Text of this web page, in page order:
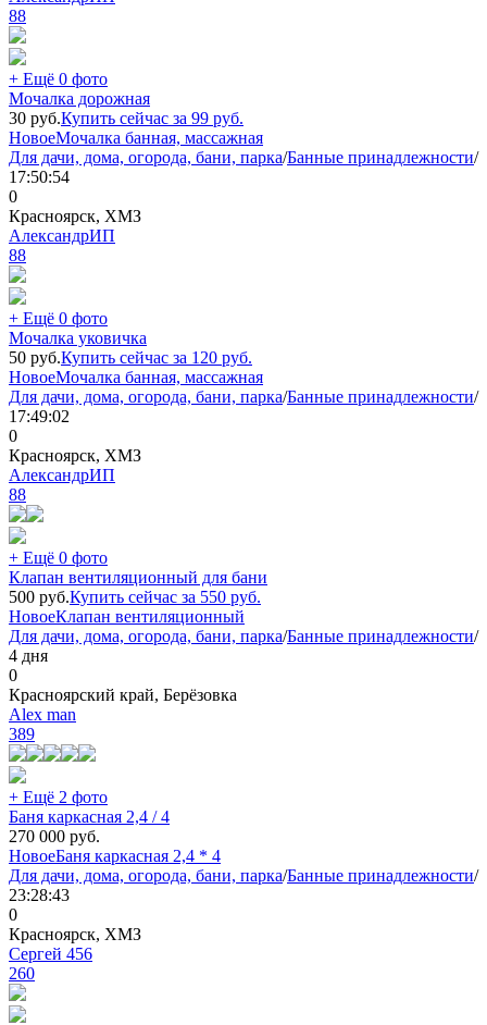
88
+ Ещё 0 фото
Мочалка дорожная
30 руб.Купить сейчас за 99 руб.
НовоеМочалка банная, массажная
Для дачи, дома, огорода, бани, парка/Банные принадлежности/
17:50:54
0
Красноярск, ХМЗ
АлександрИП
88
+ Ещё 0 фото
Мочалка уковичка
50 руб.Купить сейчас за 120 руб.
НовоеМочалка банная, массажная
Для дачи, дома, огорода, бани, парка/Банные принадлежности/
17:49:02
0
Красноярск, ХМЗ
АлександрИП
88
+ Ещё 0 фото
Клапан вентиляционный для бани
500 руб.Купить сейчас за 550 руб.
НовоеКлапан вентиляционный
Для дачи, дома, огорода, бани, парка/Банные принадлежности/
4 дня
0
Красноярский край, Берёзовка
Alex man
389
+ Ещё 2 фото
Баня каркасная 2,4 / 4
270 000 руб.
НовоеБаня каркасная 2,4 * 4
Для дачи, дома, огорода, бани, парка/Банные принадлежности/
23:28:43
0
Красноярск, ХМЗ
Сергей 456
260